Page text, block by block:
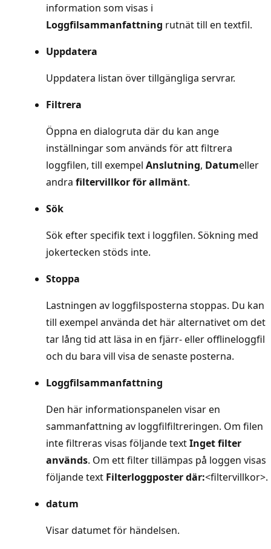
information som visas i
Loggfilsammanfattning rutnät till en textfil.
Uppdatera
Uppdatera listan över tillgängliga servrar.
Filtrera
Öppna en dialogruta där du kan ange
inställningar som används för att filtrera
loggfilen, till exempel Anslutning, Datumeller
andra filtervillkor för allmänt.
Sök
Sök efter specifik text i loggfilen. Sökning med
jokertecken stöds inte.
Stoppa
Lastningen av loggfilsposterna stoppas. Du kan
till exempel använda det här alternativet om det
tar lång tid att läsa in en fjärr- eller offlineloggfil
och du bara vill visa de senaste posterna.
Loggfilsammanfattning
Den här informationspanelen visar en
sammanfattning av loggfilfiltreringen. Om filen
inte filtreras visas följande textInget filter
används. Om ett filter tillämpas på loggen visas
följande text Filterloggposter där:<filtervillkor>.
datum
Visar datumet för händelsen.